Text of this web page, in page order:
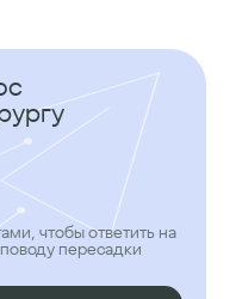
чтобы ответить на
пересадки